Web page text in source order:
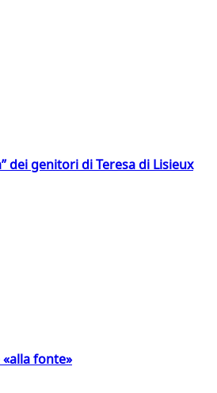
dei genitori di Teresa di Lisieux
fonte»